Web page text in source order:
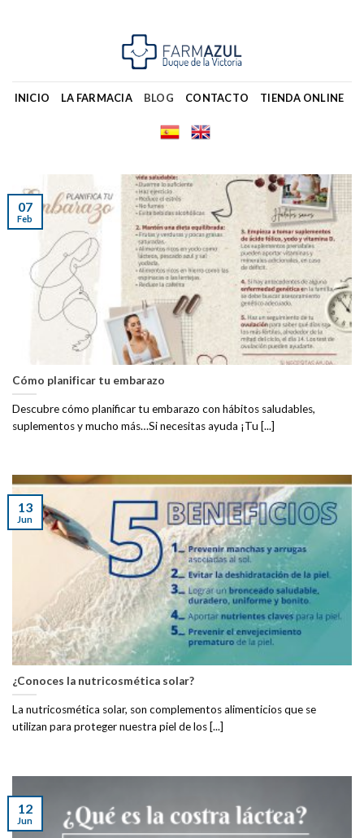
INICIO LA FARMACIA BLOG CONTACTO TIENDA ONLINE
Cómo planificar tu embarazo
Descubre cómo planificar tu embarazo con hábitos saludables,
suplementos y mucho más…Si necesitas ayuda ¡Tu [...]
07
Feb
¿Conoces la nutricosmética solar?
La nutricosmética solar, son complementos alimenticios que se
utilizan para proteger nuestra piel de los [...]
13
Jun
12
Jun